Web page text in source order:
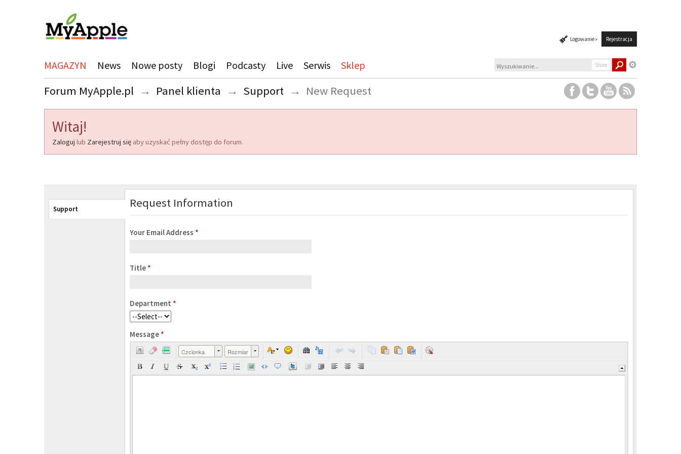
Logowanie » Rejestracja
MAGAZYN News Nowe posty Blogi Podcasty Live Serwis Sklep Store
Forum MyApple.pl → Panel klienta → Support → New Request
Witaj!
Zaloguj lub Zarejestruj się aby uzyskać pełny dostęp do forum.
Support Request Information
Your Email Address *
Title *
Department *
Message *
Czcionka Rozmiar